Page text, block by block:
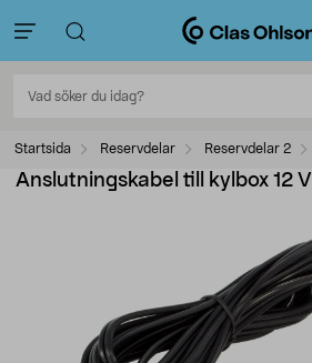
Startsida Reservdelar Reservdelar 2
Anslutningskabel till kylbox 12 V